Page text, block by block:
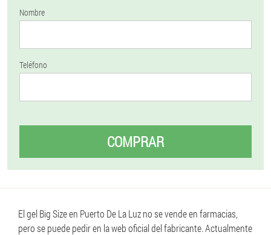
Nombre
Teléfono
COMPRAR
El gel Big Size en Puerto De La Luz no se vende en farmacias,
pero se puede pedir en la web oficial del fabricante. Actualmente